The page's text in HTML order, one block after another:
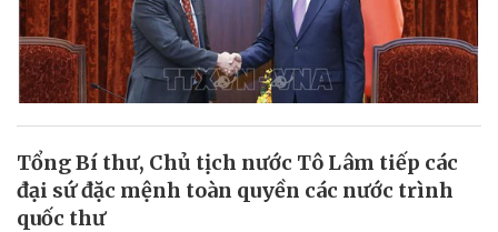
Tổng Bí thư, Chủ tịch nước Tô Lâm tiếp các
đại sứ đặc mệnh toàn quyền các nước trình
quốc thư